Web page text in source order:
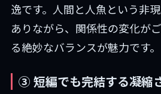
逸です。人間と人魚という非
ありながら、関係性の変化が
る絶妙なバランスが魅力です。
③ 短編でも完結する凝縮